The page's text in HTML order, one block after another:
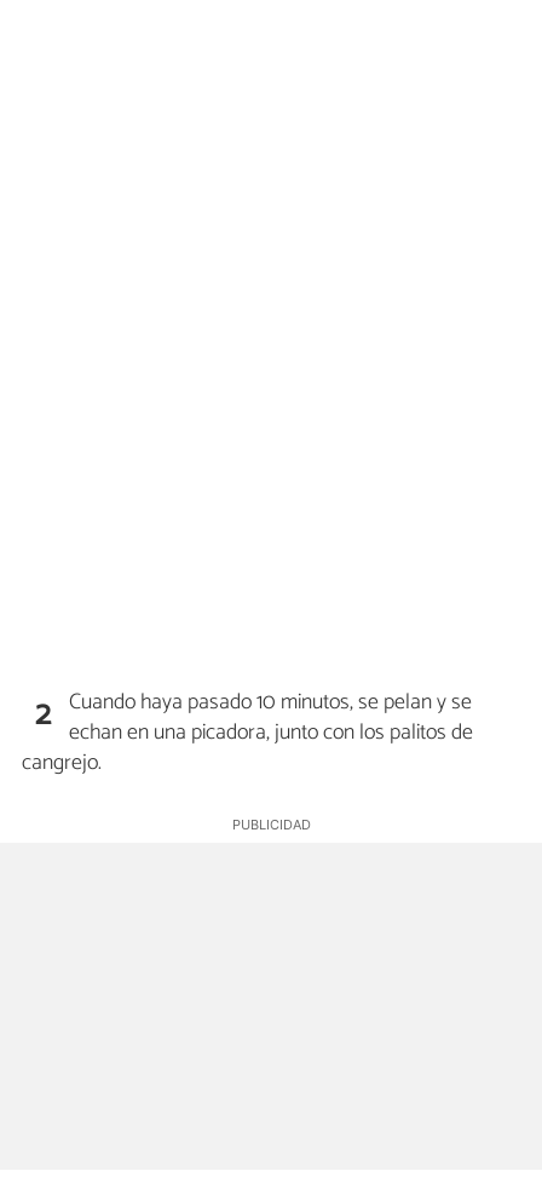
2 Cuando haya pasado 10 minutos, se pelan y se
echan en una picadora, junto con los palitos de
cangrejo.